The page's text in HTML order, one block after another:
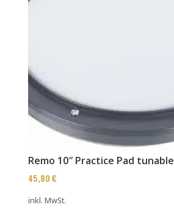
Remo 10″ Practice Pad tunable
45,80€
inkl. MwSt.